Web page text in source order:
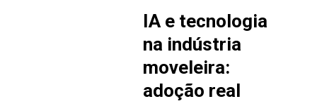
IA e tecnologia
na indústria
moveleira:
adoção real